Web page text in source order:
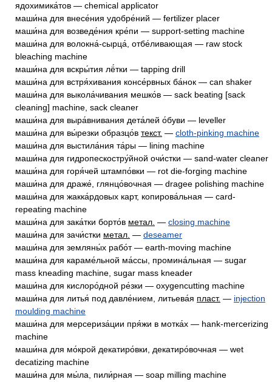
ядохимика́тов — chemical applicator
маши́на для внесе́ния удобре́ний — fertilizer placer
маши́на для возведе́ния кре́пи — support-setting machine
маши́на для волокна́-сырца́, отбе́ливающая — raw stock
bleaching machine
маши́на для вскры́тия лё́тки — tapping drill
маши́на для встря́хивания консе́рвных ба́нок — can shaker
маши́на для выкола́чивания мешко́в — sack beating [sack
cleaning] machine, sack cleaner
маши́на для выра́внивания дета́лей о́буви — leveller
маши́на для вы́резки образцо́в текст. — cloth-pinking machine
маши́на для выстила́ния та́ры — lining machine
маши́на для гидропескостру́йной очи́стки — sand-water cleaner
маши́на для горя́чей штампо́вки — rot die-forging machine
маши́на для драже́, глянцо́вочная — dragee polishing machine
маши́на для жакка́рдовых карт, копирова́льная — card-
repeating machine
маши́на для зака́тки борто́в метал. — closing machine
маши́на для зачи́стки метал. — deseamer
маши́на для земляны́х рабо́т — earth-moving machine
маши́на для караме́льной ма́ссы, промина́льная — sugar
mass kneading machine, sugar mass kneader
маши́на для кислоро́дной ре́зки — oxygencutting machine
маши́на для литья́ под давле́нием, литьева́я пласт. — injection
moulding machine
маши́на для мерсериза́ции пря́жи в мотка́х — hank-mercerizing
machine
маши́на для мо́крой декатиро́вки, декатиро́вочная — wet
decatizing machine
маши́на для мы́ла, пили́рная — soap milling machine